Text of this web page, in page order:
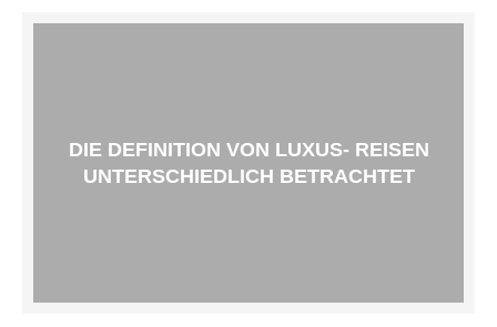
DIE DEFINITION VON LUXUS- REISEN
UNTERSCHIEDLICH BETRACHTET